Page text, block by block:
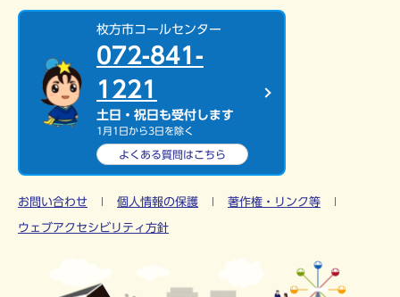
枚方市コールセンター
072-841-
1221
土日・祝日も受付します
1月1日から3日を除く
よくある質問はこちら
お問い合わせ 個人情報の保護 著作権・リンク等
ウェブアクセシビリティ方針